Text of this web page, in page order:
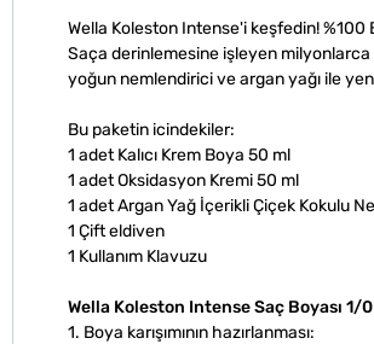
Wella Koleston Intense'i keşfedin! %100
Saça derinlemesine işleyen
yoğun nemlendirici ve argan yağı ile
Bu paketin icindekiler:
1 adet Kalıcı Krem Boya 50 ml
1 adet Oksidasyon Kremi 50 ml
1 adet Argan Yağ İçerikli Çiçek Kokulu
1 Çift eldiven
1 Kullanım Klavuzu
Wella Koleston Intense Saç Boyası 1/
1. Boya karışımının hazırlanması: